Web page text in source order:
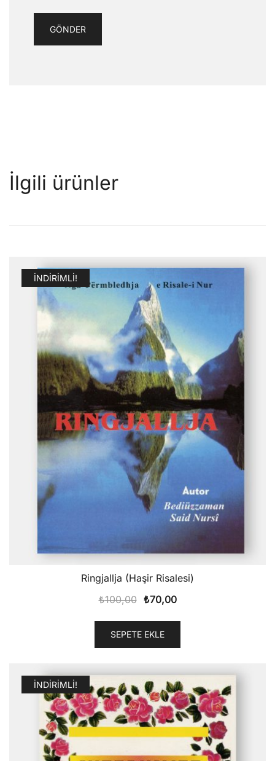
İlgili ürünler
İNDIRIMLI!
Ringjallja (Haşir Risalesi)
₺100,00 Orijinal
₺100,00.
₺70,00Şu
₺70,00.
SEPETE EKLE
İNDIRIMLI!